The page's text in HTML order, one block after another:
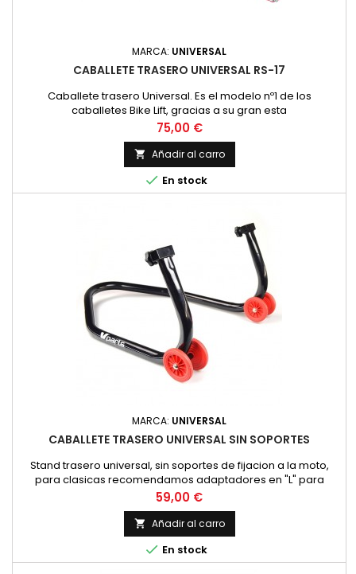
MARCA: UNIVERSAL
CABALLETE TRASERO UNIVERSAL RS-17
Caballete trasero Universal. Es el modelo nº1 de los
caballetes Bike Lift, gracias a su gran esta
Precio
75,00 €
 Añadir al carro
 En stock
MARCA: UNIVERSAL
CABALLETE TRASERO UNIVERSAL SIN SOPORTES
Stand trasero universal, sin soportes de fijacion a la moto,
para clasicas recomendamos adaptadores en "L" para
levantar la moto por el basculantel Color: negro
Precio
59,00 €
 Añadir al carro
 En stock